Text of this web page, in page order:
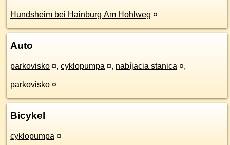
Hundsheim bei Hainburg Am Hohlweg ¤
Auto
parkovisko ¤, cyklopumpa ¤, nabíjacia stanica ¤,
parkovisko ¤
Bicykel
cyklopumpa ¤